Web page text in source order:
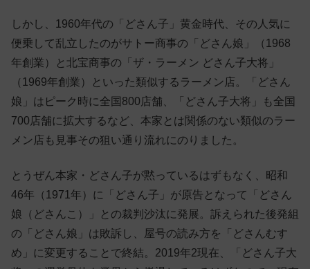
しかし、1960年代の「どさん子」黄金時代、その人気に
便乗して乱立したのがサトー商事の「どさん娘」（1968
年創業）と北宝商事の「ザ・ラーメン どさん子大将」
（1969年創業）といった類似するラーメン店。「どさん
娘」はピーク時に全国800店舗、「どさん子大将」も全国
700店舗に拡大するなど、本家とは関係のない類似のラー
メン店も見事その狙い通り流れにのりました。
とうぜん本家・どさん子が黙っているはずもなく、昭和
46年（1971年）に「どさん子」が原告となって「どさん
娘（どさんこ）」との裁判沙汰に発展。訴えられた後発組
の「どさん娘」は敗訴し、屋号の読み方を「どさんむす
め」に変更することで終結。2019年2現在、「どさん子大